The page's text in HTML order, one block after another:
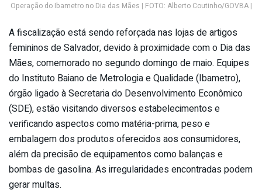
Operação do Ibametro no Dia das Mães | FOTO: Alberto Coutinho/GOVBA |
A fiscalização está sendo reforçada nas lojas de artigos
femininos de Salvador, devido à proximidade com o Dia das
Mães, comemorado no segundo domingo de maio. Equipes
do Instituto Baiano de Metrologia e Qualidade (Ibametro),
órgão ligado à Secretaria do Desenvolvimento Econômico
(SDE), estão visitando diversos estabelecimentos e
verificando aspectos como matéria-prima, peso e
embalagem dos produtos oferecidos aos consumidores,
além da precisão de equipamentos como balanças e
bombas de gasolina. As irregularidades encontradas podem
gerar multas.